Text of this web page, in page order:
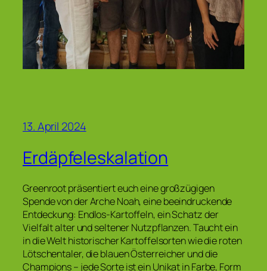
13. April 2024
Erdäpfeleskalation
Greenroot präsentiert euch eine großzügigen
Spende von der Arche Noah, eine beeindruckende
Entdeckung: Endlos-Kartoffeln, ein Schatz der
Vielfalt alter und seltener Nutzpflanzen. Taucht ein
in die Welt historischer Kartoffelsorten wie die roten
Lötschentaler, die blauen Österreicher und die
Champions – jede Sorte ist ein Unikat in Farbe, Form